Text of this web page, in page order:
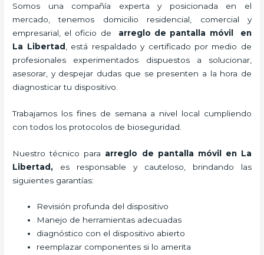
Somos una compañía experta y posicionada en el
mercado, tenemos domicilio residencial, comercial y
empresarial, el oficio de arreglo de pantalla móvil
en
La Libertad
, está respaldado y certificado por medio de
profesionales experimentados dispuestos a solucionar,
asesorar, y despejar dudas que se presenten a la hora de
diagnosticar tu dispositivo.
Trabajamos los fines de semana a nivel local cumpliendo
con todos los protocolos de bioseguridad.
Nuestro técnico para arreglo de pantalla móvil en La
Libertad, es responsable y cauteloso, brindando las
siguientes garantías:
Revisión profunda del dispositivo
Manejo de herramientas adecuadas
diagnóstico con el dispositivo abierto
reemplazar componentes si lo amerita